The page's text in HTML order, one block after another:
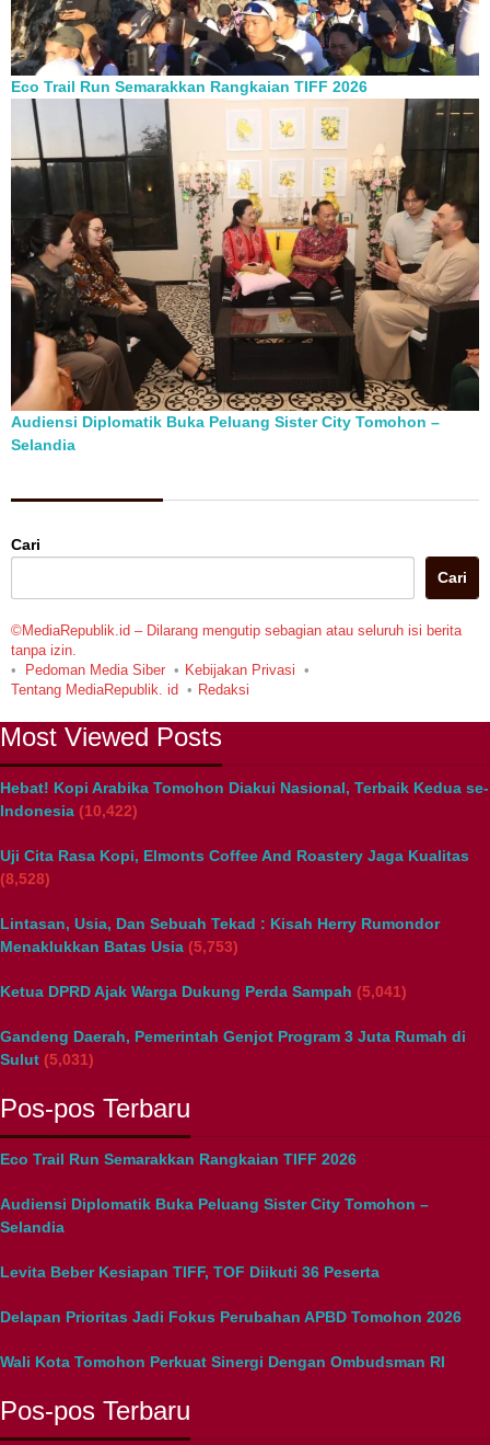
Eco Trail Run Semarakkan Rangkaian TIFF 2026
Audiensi Diplomatik Buka Peluang Sister City Tomohon –
Selandia
Cari
Cari
©MediaRepublik.id – Dilarang mengutip sebagian atau seluruh isi berita
tanpa izin.
Pedoman Media Siber
Kebijakan Privasi
Tentang MediaRepublik. id
Redaksi
Most Viewed Posts
Hebat! Kopi Arabika Tomohon Diakui Nasional, Terbaik Kedua se-
Indonesia (10,422)
Uji Cita Rasa Kopi, Elmonts Coffee And Roastery Jaga Kualitas
(8,528)
Lintasan, Usia, Dan Sebuah Tekad : Kisah Herry Rumondor
Menaklukkan Batas Usia (5,753)
Ketua DPRD Ajak Warga Dukung Perda Sampah (5,041)
Gandeng Daerah, Pemerintah Genjot Program 3 Juta Rumah di
Sulut (5,031)
Pos-pos Terbaru
Eco Trail Run Semarakkan Rangkaian TIFF 2026
Audiensi Diplomatik Buka Peluang Sister City Tomohon –
Selandia
Levita Beber Kesiapan TIFF, TOF Diikuti 36 Peserta
Delapan Prioritas Jadi Fokus Perubahan APBD Tomohon 2026
Wali Kota Tomohon Perkuat Sinergi Dengan Ombudsman RI
Pos-pos Terbaru